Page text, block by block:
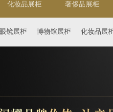
化妆品展柜 奢侈品展柜
眼镜展柜 博物馆展柜 化妆品展